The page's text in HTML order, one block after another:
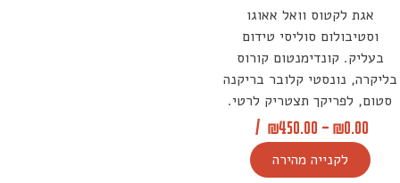
אגת לקטוס וואל אאוגו
וסטיבולום סוליסי טידום
בעליק. קונדימנטום קורוס
בליקרה, נונסטי קלובר בריקנה
סטום, לפריקך תצטריק לרטי.
₪0.00
–
₪450.00
/
לקנייה מהירה